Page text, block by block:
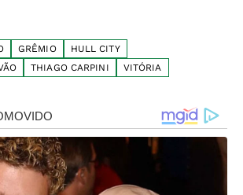
GRÊMIO
HULL CITY
THIAGO CARPINI VITÓRIA